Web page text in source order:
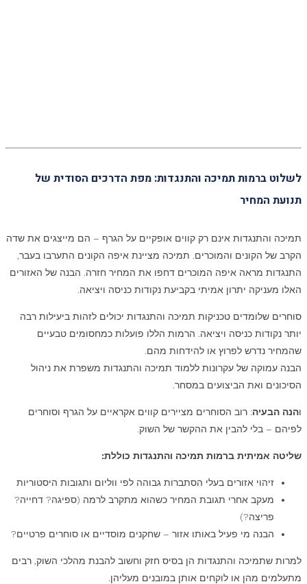
לשלוט ברמות תמיכה והתנגדות: מפת הדרכים הסודית של
תנועת המחיר
תמיכה והתנגדות אינם רק קווים אופקיים על הגרף – הם מייצגים את שדה
הקרב של הקונים והמוכרים. תמיכה מציינת איפה הקונים התערבו בעבר,
התנגדות מראה איפה המוכרים דחפו את המחיר חזרה. הבנה של האזורים
האלו מעניקה יתרון אמיתי בקביעת נקודות כניסה ויציאה.
סוחרים שלומדים טכניקות תמיכה והתנגדות יכולים לזהות ביעילות רבה
יותר נקודות כניסה ויציאה. הרמות הללו פועלות כמחסומים טבעיים
שהמחיר נדרש לפרוץ או להידחות מהם.
הבנה עמוקה של עקרונות ללמוד תמיכה והתנגדות משפרת את ניהול
הסיכונים ואת הביצועים במסחר.
והנה הבעיה: רוב הסוחרים מציירים קווים אקראיים על הגרף וסוחרים
לפיהם – בלי להבין את ההקשר של השוק.
שליטה אמיתית ברמות תמיכה והתנגדות כוללת:
זיהוי אזורים בעלי הסתברות גבוהה לפי ווליום ותגובות היסטוריות
מעקב אחרי תגובת המחיר כשהוא מתקרב לרמה (ספיגה? דחייה?
פריצה?)
הבנה מי פעיל באותו אזור – שחקנים מוסדיים או סוחרים פרטיים?
למרות שתמיכה והתנגדות הן בסיס חזק וחשוב להבנת מהלכי השוק, רבים
מתעלמים מהן או לוקחים אותן במובנים מעליהן.